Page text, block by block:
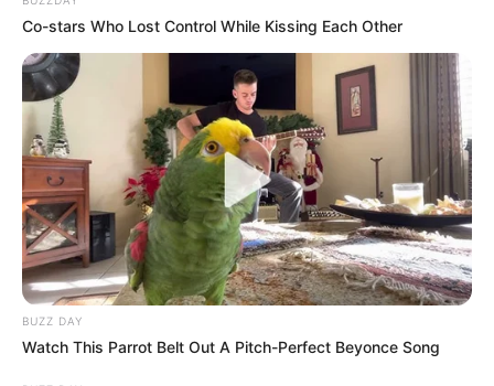
Co-stars Who Lost Control While Kissing Each Other
BUZZ DAY
Watch This Parrot Belt Out A Pitch-Perfect Beyonce Song